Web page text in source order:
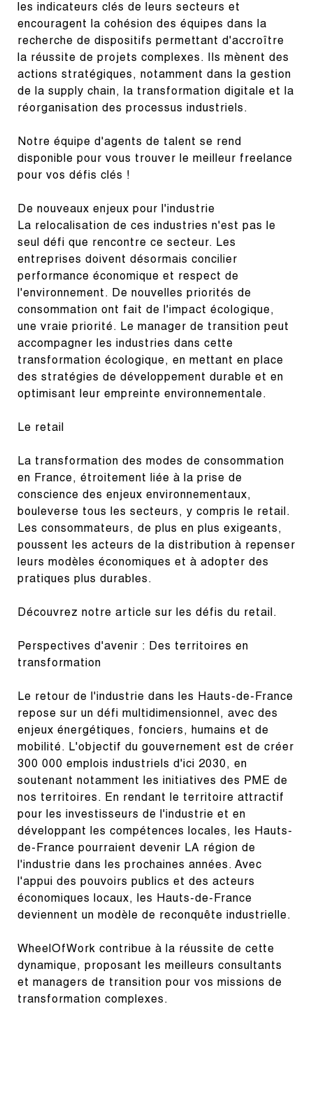
les indicateurs clés de leurs secteurs et
encouragent la cohésion des équipes dans la
recherche de dispositifs permettant d'accroître
la réussite de projets complexes. Ils mènent des
actions stratégiques, notamment dans la gestion
de la supply chain, la transformation digitale et la
réorganisation des processus industriels.
Notre équipe d'agents de talent se rend
disponible pour vous trouver le meilleur freelance
pour vos défis clés !
De nouveaux enjeux pour l'industrie
La relocalisation de ces industries n'est pas le
seul défi que rencontre ce secteur. Les
entreprises doivent désormais concilier
performance économique et respect de
l'environnement. De nouvelles priorités de
consommation ont fait de l'impact écologique,
une vraie priorité. Le manager de transition peut
accompagner les industries dans cette
transformation écologique, en mettant en place
des stratégies de développement durable et en
optimisant leur empreinte environnementale.
Le retail
La transformation des modes de consommation
en France, étroitement liée à la prise de
conscience des enjeux environnementaux,
bouleverse tous les secteurs, y compris le retail.
Les consommateurs, de plus en plus exigeants,
poussent les acteurs de la distribution à repenser
leurs modèles économiques et à adopter des
pratiques plus durables.
Découvrez notre article sur les défis du retail.
Perspectives d'avenir : Des territoires en
transformation
Le retour de l'industrie dans les Hauts-de-France
repose sur un défi multidimensionnel, avec des
enjeux énergétiques, fonciers, humains et de
mobilité. L'objectif du gouvernement est de créer
300 000 emplois industriels d'ici 2030, en
soutenant notamment les initiatives des PME de
nos territoires. En rendant le territoire attractif
pour les investisseurs de l'industrie et en
développant les compétences locales, les Hauts-
de-France pourraient devenir LA région de
l'industrie dans les prochaines années. Avec
l'appui des pouvoirs publics et des acteurs
économiques locaux, les Hauts-de-France
deviennent un modèle de reconquête industrielle.
WheelOfWork contribue à la réussite de cette
dynamique, proposant les meilleurs consultants
et managers de transition pour vos missions de
transformation complexes.